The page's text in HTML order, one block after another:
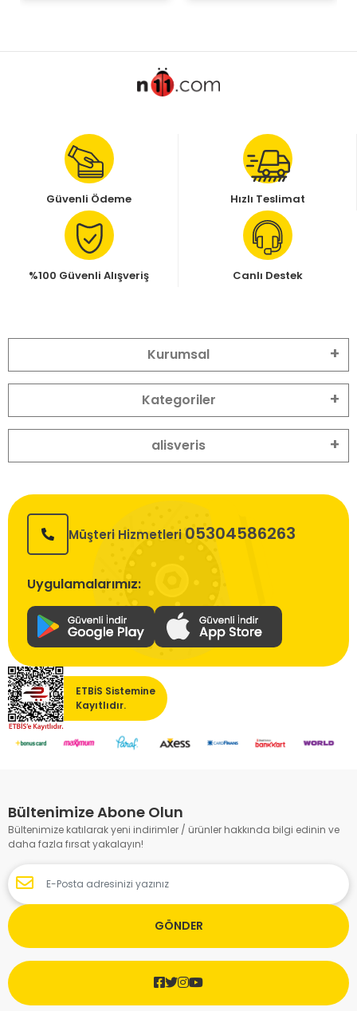
Güvenli Ödeme Hızlı Teslimat
%100 Güvenli Alışveriş Canlı Destek
Kurumsal
Kategoriler
alisveris
Müşteri Hizmetleri 05304586263
Uygulamalarımız:
ETBİS Sistemine
Kayıtlıdır.
Bültenimize Abone Olun
Bültenimize katılarak yeni indirimler / ürünler hakkında bilgi edinin ve
daha fazla fırsat yakalayın!
GÖNDER